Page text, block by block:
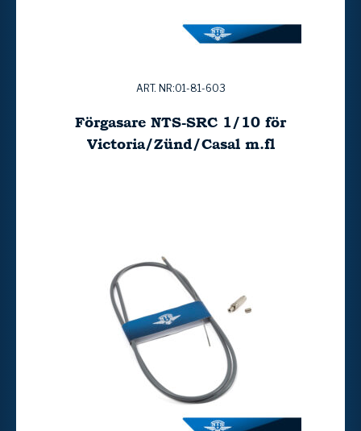
ART. NR:01-81-603
Förgasare NTS-SRC 1/10 för
Victoria/Zünd/Casal m.fl